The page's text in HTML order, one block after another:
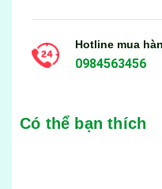
Hotline mua
0984563456
Có thể bạn thích